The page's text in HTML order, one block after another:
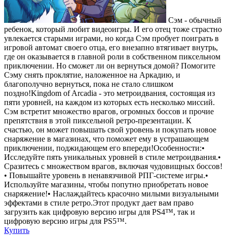
Сэм - обычный
ребенок, который любит видеоигры. И его отец тоже страстно
увлекается старыми играми, но когда Сэм пробует поиграть в
игровой автомат своего отца, его внезапно втягивает внутрь,
где он оказывается в главной роли в собственном пиксельном
приключении. Но сможет ли он вернуться домой? Помогите
Сэму снять проклятие, наложенное на Аркадию, и
благополучно вернуться, пока не стало слишком
поздно!Kingdom of Arcadia - это метроидвания, состоящая из
пяти уровней, на каждом из которых есть несколько миссий.
Сэм встретит множество врагов, огромных боссов и прочие
препятствия в этой пиксельной ретро-презентации. К
счастью, он может повышать свой уровень и покупать новое
снаряжение в магазинах, что поможет ему в устрашающем
приключении, поджидающем его впереди!Особенности:•
Исследуйте пять уникальных уровней в стиле метроидвания.•
Сразитесь с множеством врагов, включая чудовищных боссов!
• Повышайте уровень в ненавязчивой РПГ-системе игры.•
Используйте магазины, чтобы попутно приобретать новое
снаряжение!• Наслаждайтесь красочно милыми визуальными
эффектами в стиле ретро.Этот продукт дает вам право
загрузить как цифровую версию игры для PS4™, так и
цифровую версию игры для PS5™.
Купить